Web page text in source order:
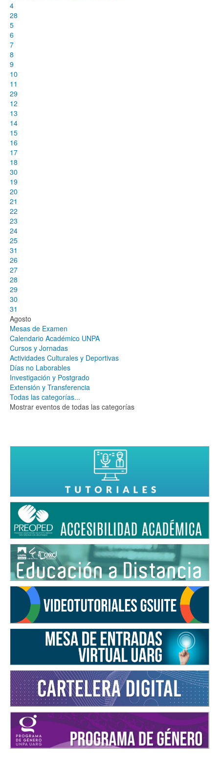
4
28
5
6
7
8
9
10
11
29
12
13
14
15
16
17
18
30
19
20
21
22
23
24
25
31
26
27
28
29
30
31
Agosto
Mesas de Examen
Calendario Académico UNPA
Cursos y Jornadas
Actividades Culturales y Deportivas
Días no Laborables
Investigación y Postgrado
Extensión y Transferencia
Todas las categorías...
Mostrar eventos de todas las categorías